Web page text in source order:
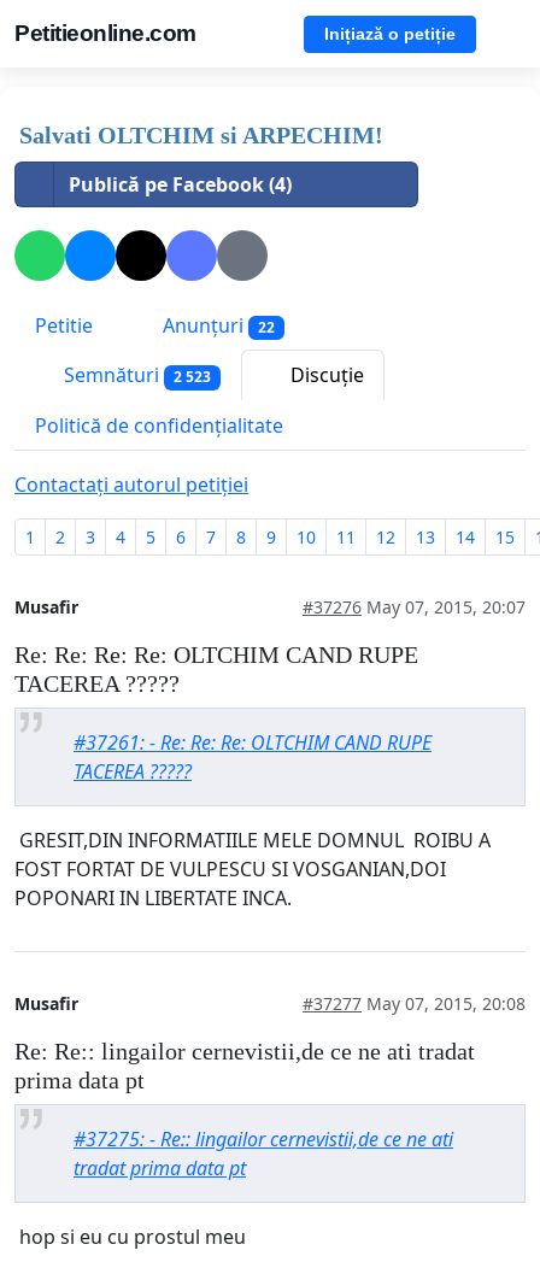
Petitieonline.com Inițiază o petiție
Salvati OLTCHIM si ARPECHIM!
Publică pe Facebook (4)
Petitie Anunțuri 22
Semnături 2 523
Discuție
Politică de confidențialitate
Contactați autorul petiției
1 2 3 4 5 6 7 8 9 10 11 12 13 14 15
Musafir #37276 May 07, 2015, 20:07
Re: Re: Re: Re: OLTCHIM CAND RUPE
TACEREA ?????
#37261: - Re: Re: Re: OLTCHIM CAND RUPE
TACEREA ?????
GRESIT,DIN INFORMATIILE MELE DOMNUL ROIBU A
FOST FORTAT DE VULPESCU SI VOSGANIAN,DOI
POPONARI IN LIBERTATE INCA.
Musafir #37277 May 07, 2015, 20:08
Re: Re:: lingailor cernevistii,de ce ne ati tradat
prima data pt
#37275: - Re:: lingailor cernevistii,de ce ne ati
tradat prima data pt
hop si eu cu prostul meu